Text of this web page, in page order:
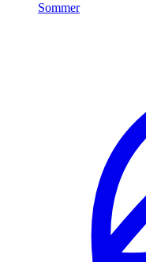
Sommer